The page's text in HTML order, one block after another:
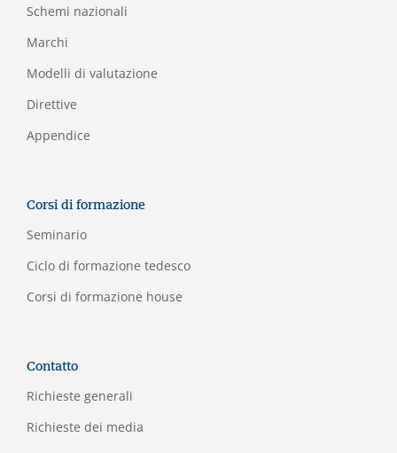
Schemi nazionali
Marchi
Modelli di valutazione
Direttive
Appendice
Corsi di formazione
Seminario
Ciclo di formazione tedesco
Corsi di formazione house
Contatto
Richieste generali
Richieste dei media